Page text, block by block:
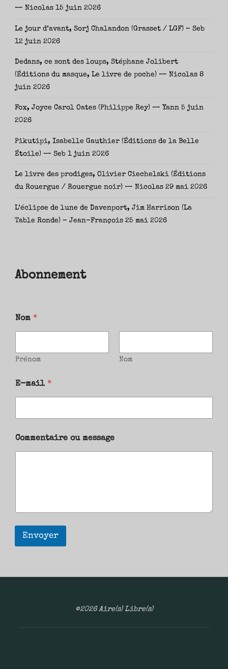
— Nicolas 15 juin 2026
Le jour d’avant, Sorj Chalandon (Grasset / LGF) – Seb
12 juin 2026
Dedans, ce sont des loups, Stéphane Jolibert
(Éditions du masque, Le livre de poche) — Nicolas 8
juin 2026
Fox, Joyce Carol Oates (Philippe Rey) — Yann 5 juin
2026
Pikutipi, Isabelle Gauthier (Éditions de la Belle
Étoile) — Seb 1 juin 2026
Le livre des prodiges, Olivier Ciechelski (Éditions
du Rouergue / Rouergue noir) — Nicolas 29 mai 2026
L’éclipse de lune de Davenport, Jim Harrison (La
Table Ronde) – Jean-François 25 mai 2026
Abonnement
Nom *
Prénom Nom
E-mail *
Commentaire ou message
Envoyer
©2026 Aire(s) Libre(s)